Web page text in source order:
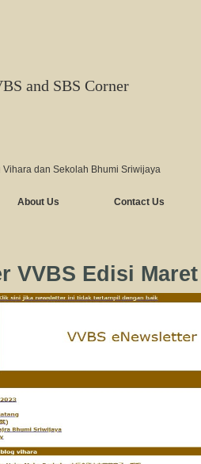
and SBS Corner
Vihara dan Sekolah Bhumi Sriwijaya
About Us Contact Us
VVBS Edisi Maret